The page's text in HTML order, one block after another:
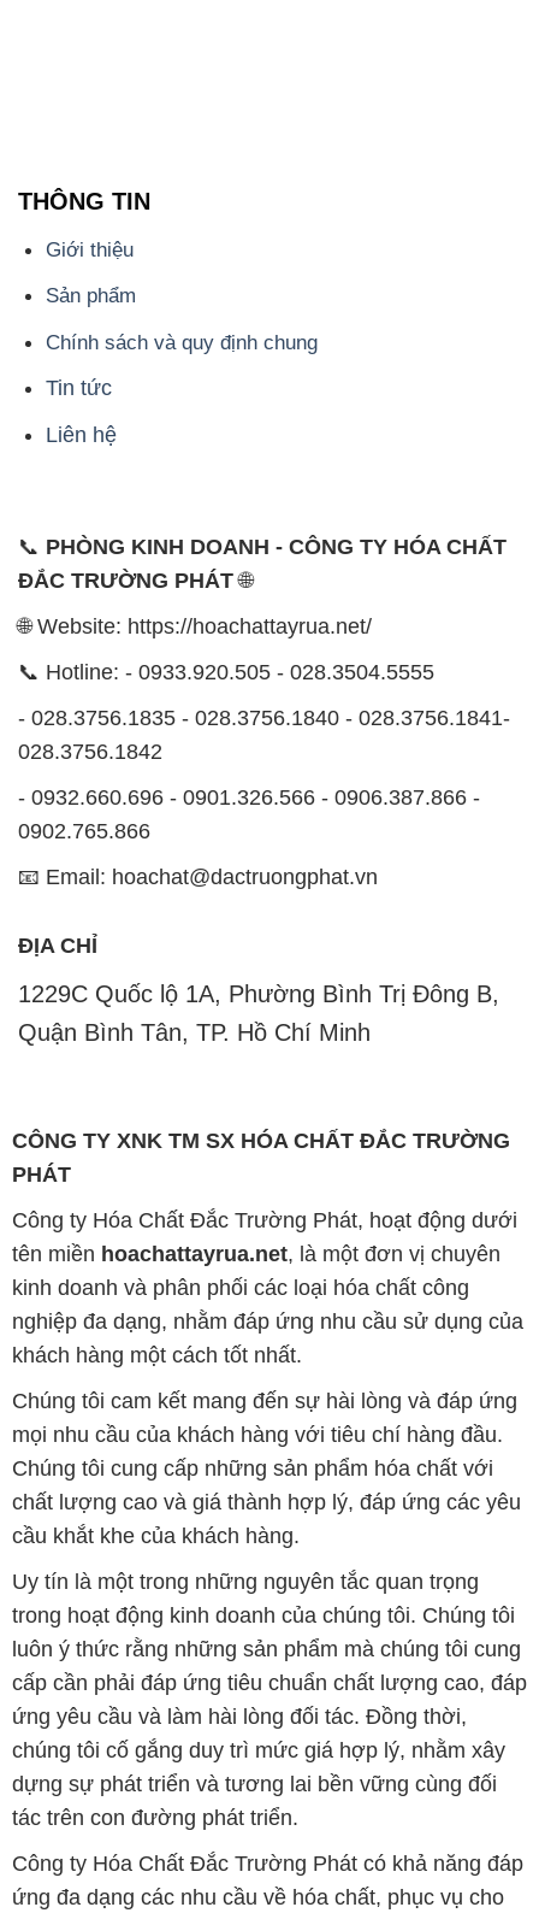
THÔNG TIN
Giới thiệu
Sản phẩm
Chính sách và quy định chung
Tin tức
Liên hệ
📞 PHÒNG KINH DOANH - CÔNG TY HÓA CHẤT
ĐẮC TRƯỜNG PHÁT🌐
🌐 Website: https://hoachattayrua.net/
📞 Hotline: - 0933.920.505 - 028.3504.5555
- 028.3756.1835 - 028.3756.1840 - 028.3756.1841-
028.3756.1842
- 0932.660.696 - 0901.326.566 - 0906.387.866 -
0902.765.866
📧 Email: hoachat@dactruongphat.vn
ĐỊA CHỈ
1229C Quốc lộ 1A, Phường Bình Trị Đông B,
Quận Bình Tân, TP. Hồ Chí Minh
CÔNG TY XNK TM SX HÓA CHẤT ĐẮC TRƯỜNG
PHÁT
Công ty Hóa Chất Đắc Trường Phát, hoạt động dưới
tên miền hoachattayrua.net, là một đơn vị chuyên
kinh doanh và phân phối các loại hóa chất công
nghiệp đa dạng, nhằm đáp ứng nhu cầu sử dụng của
khách hàng một cách tốt nhất.
Chúng tôi cam kết mang đến sự hài lòng và đáp ứng
mọi nhu cầu của khách hàng với tiêu chí hàng đầu.
Chúng tôi cung cấp những sản phẩm hóa chất với
chất lượng cao và giá thành hợp lý, đáp ứng các yêu
cầu khắt khe của khách hàng.
Uy tín là một trong những nguyên tắc quan trọng
trong hoạt động kinh doanh của chúng tôi. Chúng tôi
luôn ý thức rằng những sản phẩm mà chúng tôi cung
cấp cần phải đáp ứng tiêu chuẩn chất lượng cao, đáp
ứng yêu cầu và làm hài lòng đối tác. Đồng thời,
chúng tôi cố gắng duy trì mức giá hợp lý, nhằm xây
dựng sự phát triển và tương lai bền vững cùng đối
tác trên con đường phát triển.
Công ty Hóa Chất Đắc Trường Phát có khả năng đáp
ứng đa dạng các nhu cầu về hóa chất, phục vụ cho